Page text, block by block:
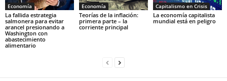
Economía
La fallida estrategia
salmonera para evitar
arancel presionando a
Washington con
abastecimiento
alimentario
Economía
Teorías de la inflación:
primera parte – la
corriente principal
Capitalismo en Crisis
La economía capitalista
mundial está en peligro